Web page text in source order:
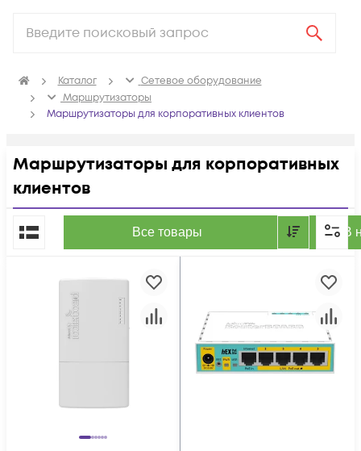
Каталог
Сетевое оборудование
Маршрутизаторы
Маршрутизаторы для корпоративных клиентов
Маршрутизаторы для корпоративных
клиентов
Все товары В
По популярности